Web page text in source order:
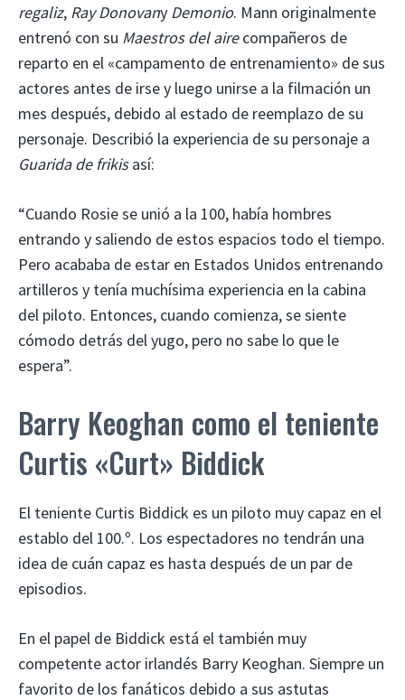
regaliz, Ray Donovany Demonio. Mann originalmente
entrenó con su Maestros del airecompañeros de
reparto en el «campamento de entrenamiento» de sus
actores antes de irse y luego unirse a la filmación un
mes después, debido al estado de reemplazo de su
personaje. Describió la experiencia de su personaje a
Guarida de frikisasí:
“Cuando Rosie se unió a la 100, había hombres
entrando y saliendo de estos espacios todo el tiempo.
Pero acababa de estar en Estados Unidos entrenando
artilleros y tenía muchísima experiencia en la cabina
del piloto. Entonces, cuando comienza, se siente
cómodo detrás del yugo, pero no sabe lo que le
espera”.
Barry Keoghan como el teniente
Curtis «Curt» Biddick
El teniente Curtis Biddick es un piloto muy capaz en el
establo del 100.º. Los espectadores no tendrán una
idea de cuán capaz es hasta después de un par de
episodios.
En el papel de Biddick está el también muy
competente actor irlandés Barry Keoghan. Siempre un
favorito de los fanáticos debido a sus astutas